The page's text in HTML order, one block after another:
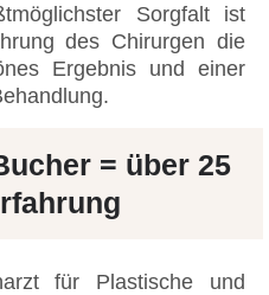
Sorgfalt ist
des Chirurgen die
Ergebnis und einer
= über 25
für Plastische und